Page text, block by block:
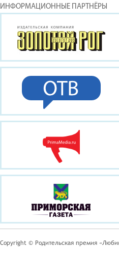
ИНФОРМАЦИОННЫЕ ПАРТНЁРЫ
Copyright © Родительская премия